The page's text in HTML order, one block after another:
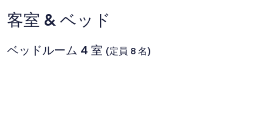
＆
オ
ー
ビ
ー
ョ
ン
ン
ズ
客室 & ベッド
ベッドルーム 4 室 (定員 8 名)